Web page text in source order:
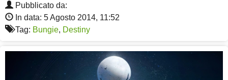
Pubblicato da:
In data: 5 Agosto 2014, 11:52
Tag: Bungie, Destiny